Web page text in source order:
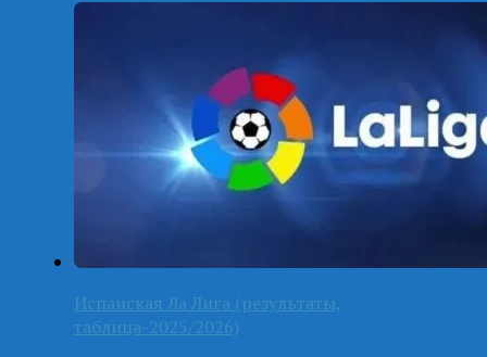
Испанская Ла Лига (результаты,
таблица-2025/2026)